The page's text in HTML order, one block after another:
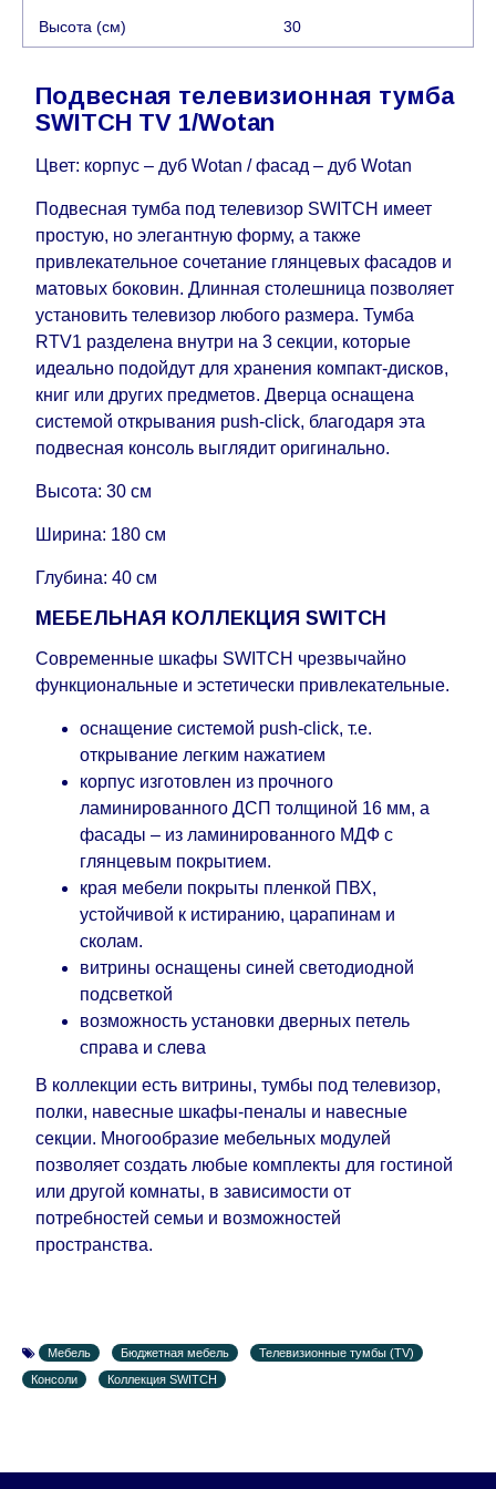
учитываются только рабочие дни
выходные, праздничные вечера и праздничные
дни) от даты получения оплаты от
кредитной
компании клиента.
Возможны задержки, связанные с морской
которые не может повлиять Поставщик, в этих
случаях срок доставки будет продлен еще на 30
рабочих дней и не будет считаться
задержкой.Вместе с тем поставщики
прилагают все усилия, чтобы максимально
ускоритьдоставку, но, не имея возможности
это гарантировать, поэтому интернет-магазин
не несет ответственности за какие-либо
задержки.
Мебель из категории "Модульная мебель"
является модулярной, что оставляет право за
поступления модулей с фабрики, в течение
доставки товара на дом клиенту.
Высота (см) 30
Подвесная телевизионная тумба
SWITCH TV 1/Wotan
Цвет: корпус – дуб Wotan / фасад – дуб Wotan
Подвесная тумба под телевизор SWITCH имеет
простую, но элегантную форму, а также
привлекательное сочетание глянцевых фасадов и
матовых боковин. Длинная столешница позволяет
установить телевизор любого размера. Тумба
RTV1 разделена внутри на 3 секции, которые
идеально подойдут для хранения компакт-дисков,
книг или других предметов. Дверца оснащена
системой открывания push-click, благодаря эта
подвесная консоль выглядит оригинально.
Высота: 30 см
Ширина: 180 см
Глубина: 40 см
МЕБЕЛЬНАЯ КОЛЛЕКЦИЯ SWITCH
Современные шкафы SWITCH чрезвычайно
функциональные и эстетически привлекательные.
оснащение системой push-click, т.е.
открывание легким нажатием
корпус изготовлен из прочного
ламинированного ДСП толщиной 16 мм, а
фасады – из ламинированного МДФ с
глянцевым покрытием.
края мебели покрыты пленкой ПВХ,
устойчивой к истиранию, царапинам и
сколам.
витрины оснащены синей светодиодной
подсветкой
возможность установки дверных петель
справа и слева
В коллекции есть витрины, тумбы под телевизор,
полки, навесные шкафы-пеналы и навесные
секции. Многообразие мебельных модулей
позволяет создать любые комплекты для гостиной
или другой комнаты, в зависимости от
потребностей семьи и возможностей
пространства.
Мебель Бюджетная мебель
Телевизионные тумбы (TV)
Консоли
Коллекция SWITCH